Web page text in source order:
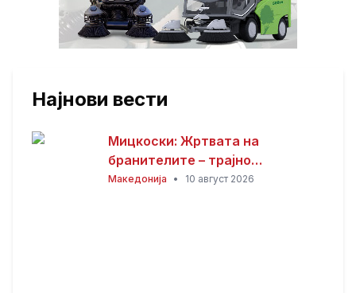
Најнови вести
Мицкоски: Жртвата на
бранителите – трајно
потсетување дека мирот,
Македонија • 10 август 2026